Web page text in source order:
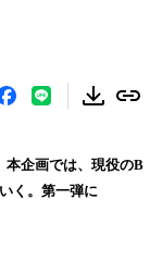
本企画では、現役のB
く。第一弾に